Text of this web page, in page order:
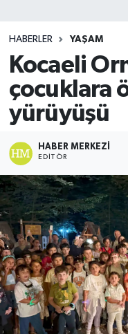
HABERLER YAŞAM
Kocaeli
çocuklara
yürüyüşü
HABER MERKEZI
EDITÖR
Teknoloji
TRABZON